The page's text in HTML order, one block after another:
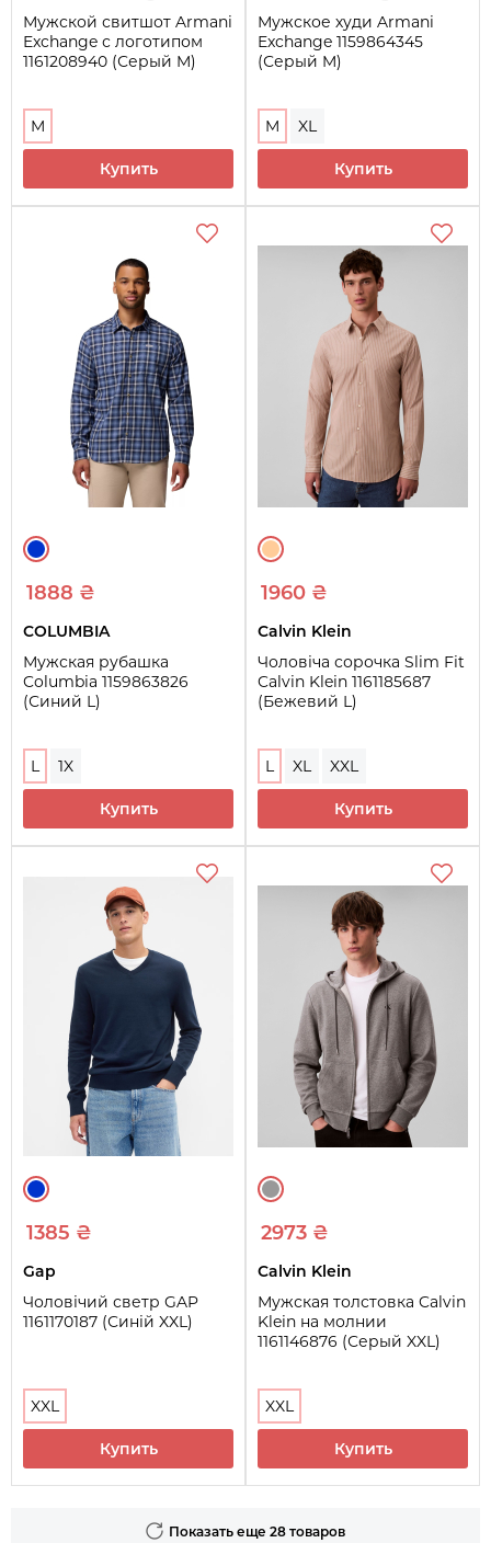
Мужской свитшот Armani
Exchange с логотипом
1161208940 (Серый M)
M
Купить
Мужское худи Armani
Exchange 1159864345
(Серый M)
M XL
Купить
1888 ₴
COLUMBIA
Мужская рубашка
Columbia 1159863826
(Синий L)
L 1X
Купить
1960 ₴
Calvin Klein
Чоловіча сорочка Slim Fit
Calvin Klein 1161185687
(Бежевий L)
L XL XXL
Купить
1385 ₴
Gap
Чоловічий светр GAP
1161170187 (Синій XXL)
XXL
Купить
2973 ₴
Calvin Klein
Мужская толстовка Calvin
Klein на молнии
1161146876 (Серый XXL)
XXL
Купить
Показать еще 28 товаров